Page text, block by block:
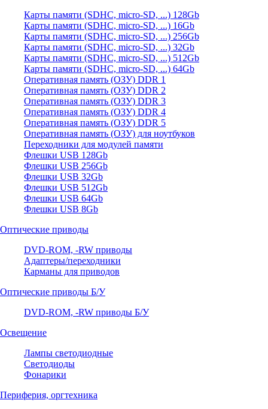
Карты памяти (SDHC, micro-SD, ...) 128Gb
Карты памяти (SDHC, micro-SD, ...) 16Gb
Карты памяти (SDHC, micro-SD, ...) 256Gb
Карты памяти (SDHC, micro-SD, ...) 32Gb
Карты памяти (SDHC, micro-SD, ...) 512Gb
Карты памяти (SDHC, micro-SD, ...) 64Gb
Оперативная память (ОЗУ) DDR 1
Оперативная память (ОЗУ) DDR 2
Оперативная память (ОЗУ) DDR 3
Оперативная память (ОЗУ) DDR 4
Оперативная память (ОЗУ) DDR 5
Оперативная память (ОЗУ) для ноутбуков
Переходники для модулей памяти
Флешки USB 128Gb
Флешки USB 256Gb
Флешки USB 32Gb
Флешки USB 512Gb
Флешки USB 64Gb
Флешки USB 8Gb
Оптические приводы
DVD-ROM, -RW приводы
Адаптеры/переходники
Карманы для приводов
Оптические приводы Б/У
DVD-ROM, -RW приводы Б/У
Освещение
Лампы светодиодные
Светодиоды
Фонарики
Периферия, оргтехника